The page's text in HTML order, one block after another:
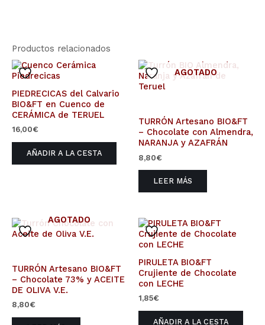
Productos relacionados
PIEDRECICAS del Calvario
BIO&FT en Cuenco de
CERÁMICA de TERUEL
16,00€
AÑADIR A LA CESTA
AGOTADO
TURRÓN Artesano BIO&FT
– Chocolate con Almendra,
NARANJA y AZAFRÁN
8,80€
LEER MÁS
AGOTADO
TURRÓN Artesano BIO&FT
– Chocolate 73% y ACEITE
DE OLIVA V.E.
8,80€
PIRULETA BIO&FT
Crujiente de Chocolate
con LECHE
1,85€
AÑADIR A LA CESTA